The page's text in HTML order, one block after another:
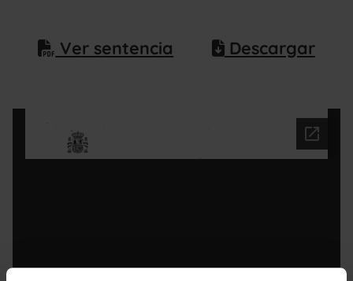
Ver sentencia Descargar